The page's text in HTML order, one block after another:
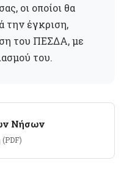
οι οποίοι θα
την έγκριση,
του ΠΕΣΔΑ, με
του.
Νήσων
(PDF)